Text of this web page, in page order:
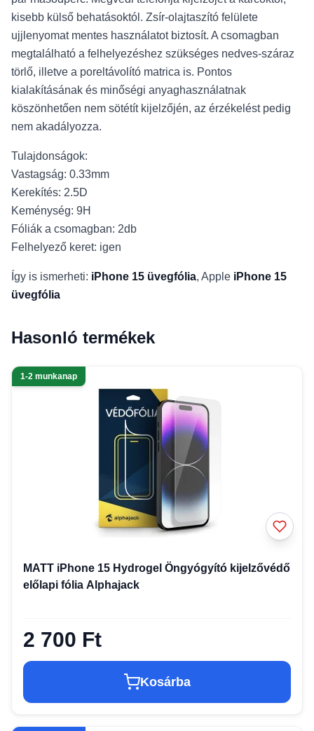
kisebb külső behatásoktól. Zsír-olajtaszító felülete
ujjlenyomat mentes használatot biztosít. A csomagban
megtalálható a felhelyezéshez szükséges nedves-száraz
törlő, illetve a poreltávolító matrica is. Pontos
kialakításának és minőségi anyaghasználatnak
köszönhetően nem sötétít kijelzőjén, az érzékelést pedig
nem akadályozza.
Tulajdonságok:
Vastagság: 0.33mm
Kerekítés: 2.5D
Keménység: 9H
Fóliák a csomagban: 2db
Felhelyező keret: igen
Így is ismerheti: iPhone 15 üvegfólia, Apple iPhone 15
üvegfólia
Hasonló termékek
1-2 munkanap
MATT iPhone 15 Hydrogel Öngyógyító kijelzővédő
előlapi fólia Alphajack
2 700 Ft
Kosárba